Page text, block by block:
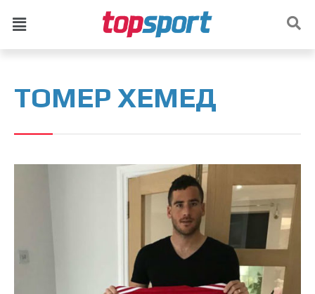
ТОМЕР ХЕМЕД